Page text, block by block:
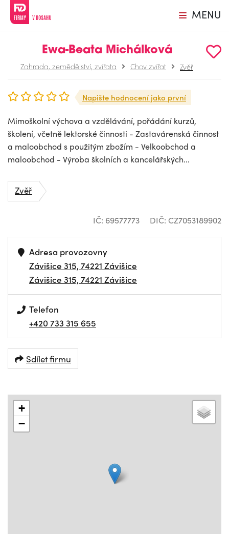
MENU
Ewa-Beata Michálková
Zahrada, zemědělství, zvířata Chov zvířat Zvěř
Napište hodnocení jako první
Mimoškolní výchova a vzdělávání, pořádání kurzů,
školení, včetně lektorské činnosti - Zastavárenská činnost
a maloobchod s použitým zbožím - Velkoobchod a
maloobchod - Výroba školních a kancelářských...
Zvěř
IČ: 69577773 DIČ: CZ7053189902
Adresa provozovny
Závišice 315, 74221 Závišice
Závišice 315, 74221 Závišice
Telefon
+420 733 315 655
Sdílet firmu
+
−